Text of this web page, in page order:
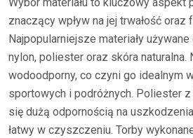
znaczący wpływ na jej trwałość oraz
Najpopularniejsze materiały
nylon, poliester oraz skóra naturalna.
wodoodporny, co czyni go idealnym
sportowych i podróżnych. Poliester
się dużą odpornością na
łatwy w czyszczeniu. Torby